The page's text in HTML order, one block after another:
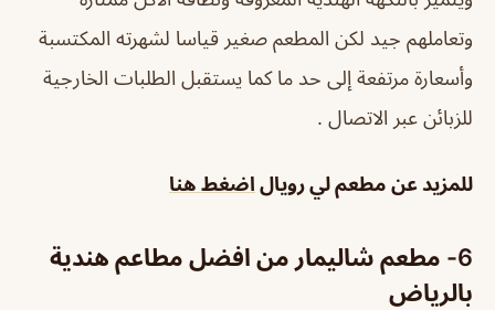
وتعاملهم جيد لكن المطعم صغير قياسا لشهرته المكتسبة
وأسعارة مرتفعة إلى حد ما كما يستقبل الطلبات الخارجية
للزبائن عبر الاتصال .
للمزيد عن مطعم لي رويال اضغط هنا
6- مطعم شاليمار من افضل مطاعم هندية
بالرياض